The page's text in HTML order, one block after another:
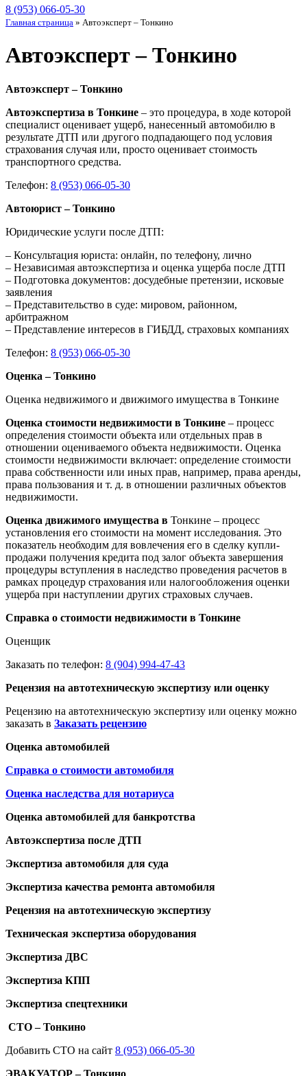
8 (953) 066-05-30
Главная страница » Автоэксперт – Тонкино
Автоэксперт – Тонкино
Автоэксперт – Тонкино
Автоэкспертиза в Тонкине – это процедура, в ходе которой
специалист оценивает ущерб, нанесенный автомобилю в
результате ДТП или другого подпадающего под условия
страхования случая или, просто оценивает стоимость
транспортного средства.
Телефон: 8 (953) 066-05-30
Автоюрист – Тонкино
Юридические услуги после ДТП:
– Консультация юриста: онлайн, по телефону, лично
– Независимая автоэкспертиза и оценка ущерба после ДТП
– Подготовка документов: досудебные претензии, исковые
заявления
– Представительство в суде: мировом, районном,
арбитражном
– Представление интересов в ГИБДД, страховых компаниях
Телефон: 8 (953) 066-05-30
Оценка – Тонкино
Оценка недвижимого и движимого имущества в Тонкине
Оценка стоимости недвижимости в Тонкине – процесс
определения стоимости объекта или отдельных прав в
отношении оцениваемого объекта недвижимости. Оценка
стоимости недвижимости включает: определение стоимости
права собственности или иных прав, например, права аренды,
права пользования и т. д. в отношении различных объектов
недвижимости.
Оценка движимого имущества в Тонкине – процесс
установления его стоимости на момент исследования. Это
показатель необходим для вовлечения его в сделку купли-
продажи получения кредита под залог объекта завершения
процедуры вступления в наследство проведения расчетов в
рамках процедур страхования или налогообложения оценки
ущерба при наступлении других страховых случаев.
Справка о стоимости недвижимости в Тонкине
Оценщик
Заказать по телефон: 8 (904) 994-47-43
Рецензия на автотехническую экспертизу или оценку
Рецензию на автотехническую экспертизу или оценку можно
заказать в Заказать рецензию
Оценка автомобилей
Справка о стоимости автомобиля
Оценка наследства для нотариуса
Оценка автомобилей для банкротства
Автоэкспертиза после ДТП
Экспертиза автомобиля для суда
Экспертиза качества ремонта автомобиля
Рецензия на автотехническую экспертизу
Техническая экспертиза оборудования
Экспертиза ДВС
Экспертиза КПП
Экспертиза спецтехники
СТО – Тонкино
Добавить СТО на сайт 8 (953) 066-05-30
ЭВАКУАТОР – Тонкино